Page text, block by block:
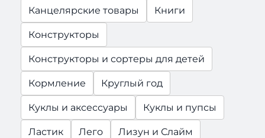
Канцелярские товары Книги
Конструкторы
Конструкторы и сортеры для детей
Кормление Круглый год
Куклы и аксессуары Куклы и пупсы
Ластик Лего Лизун и Слайм